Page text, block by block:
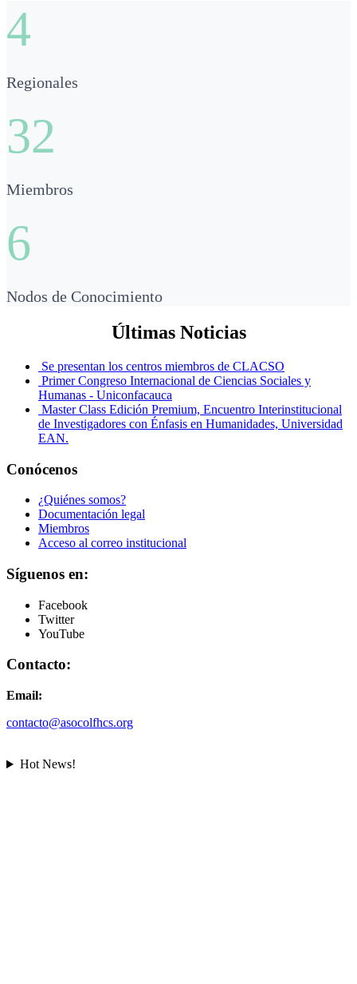
4
Regionales
32
Miembros
6
Nodos de Conocimiento
Últimas Noticias
Se presentan los centros miembros de CLACSO
Primer Congreso Internacional de Ciencias Sociales y
Humanas - Uniconfacauca
Master Class Edición Premium, Encuentro Interinstitucional
de Investigadores con Énfasis en Humanidades, Universidad
EAN.
Conócenos
¿Quiénes somos?
Documentación legal
Miembros
Acceso al correo institucional
Síguenos en:
Facebook
Twitter
YouTube
Contacto:
Email:
contacto@asocolfhcs.org
Hot News!